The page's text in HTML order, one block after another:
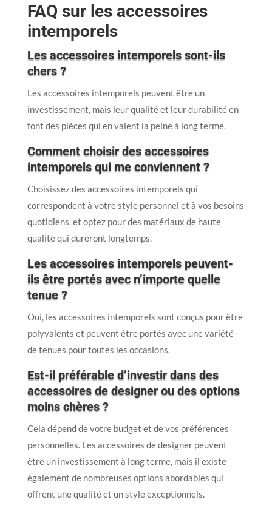
FAQ sur les accessoires
intemporels
Les accessoires intemporels sont-ils
chers ?
Les accessoires intemporels peuvent être un
investissement, mais leur qualité et leur durabilité en
font des pièces qui en valent la peine à long terme.
Comment choisir des accessoires
intemporels qui me conviennent ?
Choisissez des accessoires intemporels qui
correspondent à votre style personnel et à vos besoins
quotidiens, et optez pour des matériaux de haute
qualité qui dureront longtemps.
Les accessoires intemporels peuvent-
ils être portés avec n’importe quelle
tenue ?
Oui, les accessoires intemporels sont conçus pour être
polyvalents et peuvent être portés avec une variété
de tenues pour toutes les occasions.
Est-il préférable d’investir dans des
accessoires de designer ou des options
moins chères ?
Cela dépend de votre budget et de vos préférences
personnelles. Les accessoires de designer peuvent
être un investissement à long terme, mais il existe
également de nombreuses options abordables qui
offrent une qualité et un style exceptionnels.